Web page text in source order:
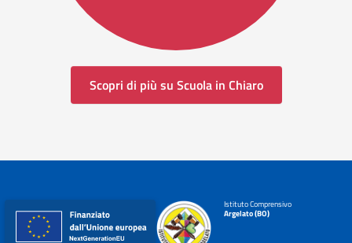
Scopri di più su Scuola in Chiaro
Istituto Comprensivo
Argelato (BO)